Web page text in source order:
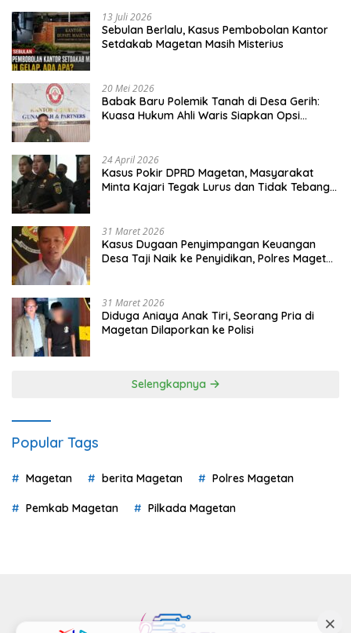
13 Juli 2026
Sebulan Berlalu, Kasus Pembobolan Kantor
Setdakab Magetan Masih Misterius
20 Mei 2026
Babak Baru Polemik Tanah di Desa Gerih:
Kuasa Hukum Ahli Waris Siapkan Opsi
24 April 2026
Kasus Pokir DPRD Magetan, Masyarakat
Minta Kajari Tegak Lurus dan Tidak Tebang
31 Maret 2026
Kasus Dugaan Penyimpangan Keuangan
Desa Taji Naik ke Penyidikan, Polres Magetan
31 Maret 2026
Diduga Aniaya Anak Tiri, Seorang Pria di
Magetan Dilaporkan ke Polisi
Selengkapnya
Popular Tags
Magetan berita Magetan Polres Magetan
Pemkab Magetan Pilkada Magetan